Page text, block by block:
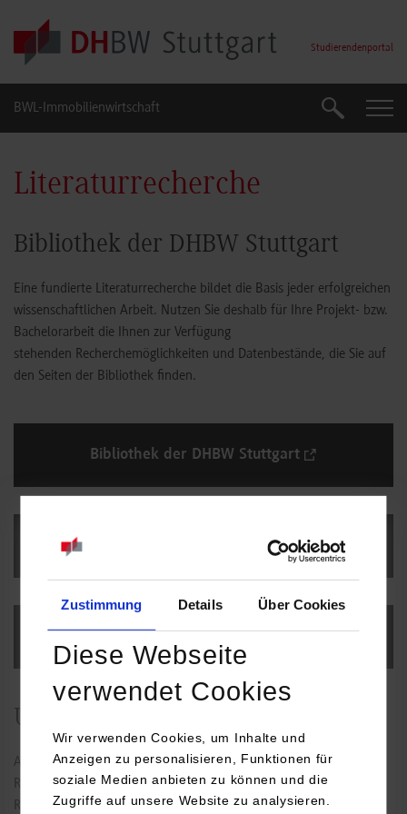
Zustimmung Details Über Cookies
Diese Webseite
verwendet Cookies
Wir verwenden Cookies, um Inhalte und
Anzeigen zu personalisieren, Funktionen für
soziale Medien anbieten zu können und die
Zugriffe auf unsere Website zu analysieren.
Skip to main content
Studierendenportal
BWL-Immobilienwirtschaft Suche
Literaturrecherche
Bibliothek der DHBW Stuttgart
Eine fundierte Literaturrecherche bildet die Basis jeder erfolgreichen
wissenschaftlichen Arbeit. Nutzen Sie deshalb für Ihre Projekt- bzw.
Bachelorarbeit die Ihnen zur Verfügung
stehenden Recherchemöglichkeiten und Datenbestände, die Sie auf
den Seiten der Bibliothek finden.
Bibliothek der DHBW Stuttgart
Hier finden Sie uns
Universitätsbibliothek Stuttgart
Auch die Bibliothek der Universität Stuttgart hält Bücher und
Recherchemöglichkeiten bereit. Bitte beachten Sie: Um die
Recherche- und Ausleihmöglichkeiten der Unibibliothek nutzen zu